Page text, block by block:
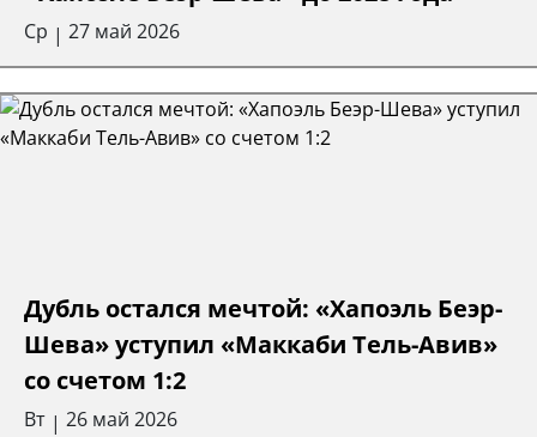
Ср | 27 май 2026
Дубль остался мечтой: «Хапоэль Беэр-
Шева» уступил «Маккаби Тель-Авив»
со счетом 1:2
Вт | 26 май 2026